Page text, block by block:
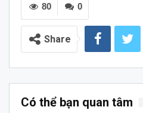
0
80
Share
Có thể bạn quan tâm